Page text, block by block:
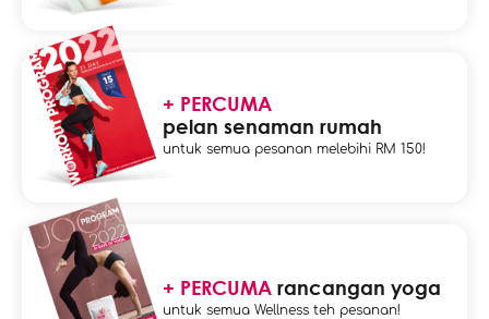
+ PERCUMA
pelan senaman rumah
untuk semua pesanan melebihi RM 150!
+ PERCUMA rancangan yoga
untuk semua Wellness teh pesanan!